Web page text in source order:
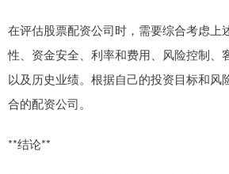
在评估股票配资公司时，需要综合考虑上
性、资金安全、利率和费用、风险控制、
以及历史业绩。根据自己的投资目标和风
合的配资公司。
**结论**